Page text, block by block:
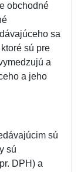
obchodné
sa
sú pre
a
a jeho
sú
sú
DPH) a